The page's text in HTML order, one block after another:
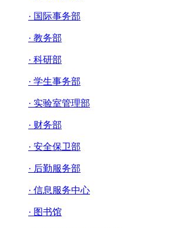
· 国际事务部
· 教务部
· 科研部
· 学生事务部
· 实验室管理部
· 财务部
· 安全保卫部
· 后勤服务部
· 信息服务中心
· 图书馆